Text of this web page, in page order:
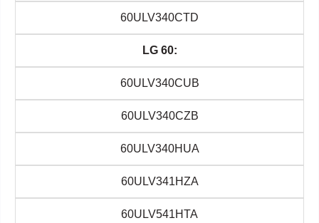
60ULV340CTD
LG 60:
60ULV340CUB
60ULV340CZB
60ULV340HUA
60ULV341HZA
60ULV541HTA